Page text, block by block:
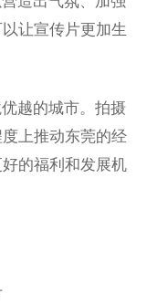
让宣传片更加生
越的城市。拍摄
上推动东莞的经
的福利和发展机